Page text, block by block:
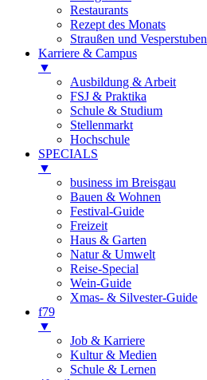
Restaurants
Rezept des Monats
Straußen und Vesperstuben
Karriere & Campus
▼
Ausbildung & Arbeit
FSJ & Praktika
Schule & Studium
Stellenmarkt
Hochschule
SPECIALS
▼
business im Breisgau
Bauen & Wohnen
Festival-Guide
Freizeit
Haus & Garten
Natur & Umwelt
Reise-Special
Wein-Guide
Xmas- & Silvester-Guide
f79
▼
Job & Karriere
Kultur & Medien
Schule & Lernen